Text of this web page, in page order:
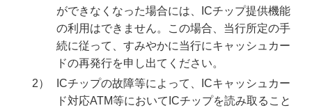
ができなくなった場合には、ICチップ提供機能
の利用はできません。この場合、当行所定の手
続に従って、すみやかに当行にキャッシュカー
ドの再発行を申し出てください。
2）
ICチップの故障等によって、ICキャッシュカー
ド対応ATM等においてICチップを読み取ること